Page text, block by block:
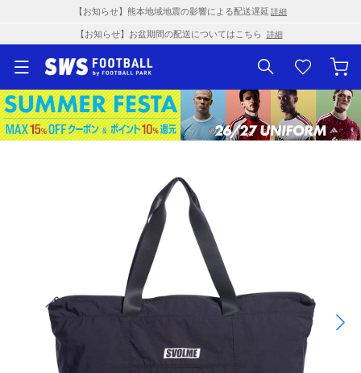
【お知らせ】熊本地域地震の影響による配送遅延 詳細
【お知らせ】お盆期間の配送についてはこちら 詳細